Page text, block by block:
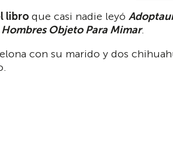
libro que casi nadie leyó
Objeto Para Mimar.
con su marido y dos